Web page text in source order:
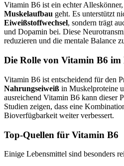
Vitamin B6 ist ein echter
Muskelaufbau geht. Es unterstützt
Eiweißstoffwechsel, sondern trägt
und Dopamin bei. Diese
reduzieren und die mentale Balance
Die Rolle von Vitamin B6 im
Vitamin B6 ist entscheidend für den
Nahrungseiweiß in Muskelproteine
ausreichend Vitamin B6 kann dieser
Studien zeigen, dass eine
Bioverfügbarkeit weiter verbessert.
Top-Quellen für Vitamin B6
Einige Lebensmittel sind besonders